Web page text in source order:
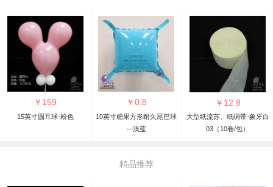
￥ 159
15英寸圆耳球-粉色
￥0.8
10英寸糖果方形耐久尾巴球
—浅蓝
￥ 12.8
大型纸流苏、纸绸带-象牙白
03（10卷/包）
精品推荐